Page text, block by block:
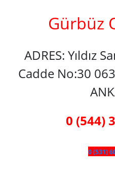
Gürbüz
ADRES: Yıldız
Cadde No:30
0 (544)
0 (531)